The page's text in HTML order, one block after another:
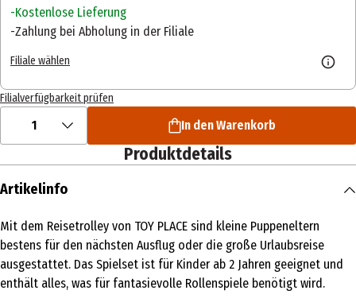
Kostenlose Lieferung
Zahlung bei Abholung in der Filiale
Filiale wählen
Filialverfügbarkeit prüfen
1 In den Warenkorb
Produktdetails
Artikelinfo
Mit dem Reisetrolley von TOY PLACE sind kleine Puppeneltern
bestens für den nächsten Ausflug oder die große Urlaubsreise
ausgestattet. Das Spielset ist für Kinder ab 2 Jahren geeignet und
enthält alles, was für fantasievolle Rollenspiele benötigt wird.